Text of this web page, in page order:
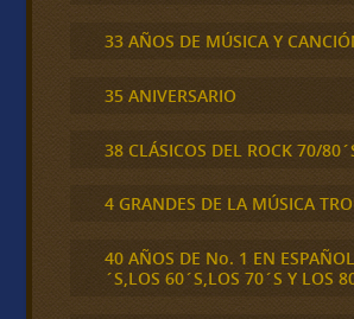
33 AÑOS DE MÚSICA Y
35 ANIVERSARIO
38 CLÁSICOS DEL ROCK 70/
4 GRANDES DE LA MÚSICA
40 AÑOS DE No. 1 EN
´S,LOS 60´S,LOS 70´S Y LOS